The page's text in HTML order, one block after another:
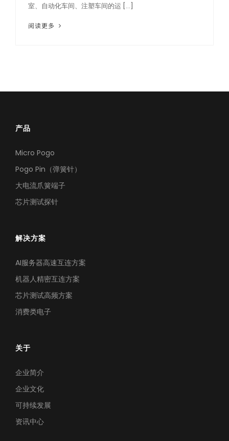
室、自动化车间、注塑车间的运 […]
阅读更多
产品
Micro Pogo
Pogo Pin（弹簧针）
大电流爪簧端子
芯片测试探针
解决方案
AI服务器高速互连方案
机器人精密互连方案
芯片测试高频方案
消费类电子
关于
企业简介
企业文化
可持续发展
资讯中心